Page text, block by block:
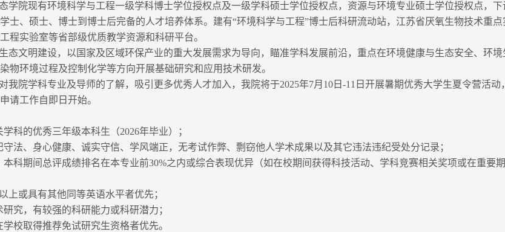
学院现有环境科学与工程一级学科博士学位授权点及一级学科硕士学位授权点，资源与环境专业硕士学位授权点，
士、硕士、博士到博士后完备的人才培养体系。建有“环境科学与工程”博士后科研流动站，江苏省厌氧生物技术重
程实验室等省部级优质教学资源和科研平台。
态文明建设，以国家及区域环保产业的重大发展需求为导向，瞄准学科发展前沿，重点在环境健康与生态安全、环
物环境过程及控制化学等方向开展基础研究和应用技术研发。
我院学科专业及导师的了解，吸引更多优秀人才加入，我院将于2025年7月10日-11日开展暑期优秀大学生夏令营活动
请工作自即日开始。
科的优秀三年级本科生（2026年毕业）；
守法、身心健康、诚实守信、学风端正，无考试作弊、剽窃他人学术成果以及其它违法违纪受处分记录；
本科期间总评成绩排名在本专业前30%之内或综合表现优异（如在校期间获得科技活动、学科竞赛相关奖项或在重要
上或具有其他同等英语水平者优先；
究，有较强的科研能力或科研潜力；
校取得推荐免试研究生资格者优先。